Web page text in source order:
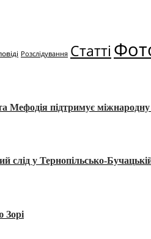
Розслідування Статті
Мефодія підтримує
у Тернопільсько-Бучацькій
Зорі